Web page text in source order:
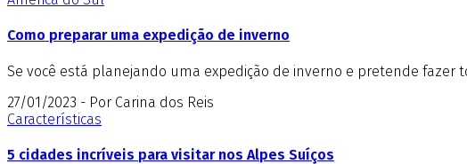
Como preparar uma expedição de inverno
Se você está planejando uma expedição de inverno e pretende fazer
27/01/2023 - Por Carina dos Reis
Características
5 cidades incríveis para visitar nos Alpes Suíços